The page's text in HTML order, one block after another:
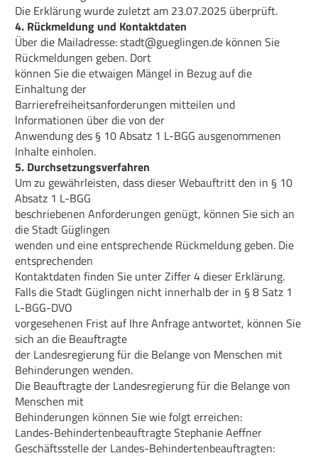
Die Erklärung wurde zuletzt am 23.07.2025 überprüft.
4. Rückmeldung und Kontaktdaten
Über die Mailadresse: stadt@gueglingen.de können Sie
Rückmeldungen geben. Dort
können Sie die etwaigen Mängel in Bezug auf die
Einhaltung der
Barrierefreiheitsanforderungen mitteilen und
Informationen über die von der
Anwendung des § 10 Absatz 1 L-BGG ausgenommenen
Inhalte einholen.
5. Durchsetzungsverfahren
Um zu gewährleisten, dass dieser Webauftritt den in § 10
Absatz 1 L-BGG
beschriebenen Anforderungen genügt, können Sie sich an
die Stadt Güglingen
wenden und eine entsprechende Rückmeldung geben. Die
entsprechenden
Kontaktdaten finden Sie unter Ziffer 4 dieser Erklärung.
Falls die Stadt Güglingen nicht innerhalb der in § 8 Satz 1
L-BGG-DVO
vorgesehenen Frist auf Ihre Anfrage antwortet, können Sie
sich an die Beauftragte
der Landesregierung für die Belange von Menschen mit
Behinderungen wenden.
Die Beauftragte der Landesregierung für die Belange von
Menschen mit
Behinderungen können Sie wie folgt erreichen:
Landes-Behindertenbeauftragte Stephanie Aeffner
Geschäftsstelle der Landes-Behindertenbeauftragten: